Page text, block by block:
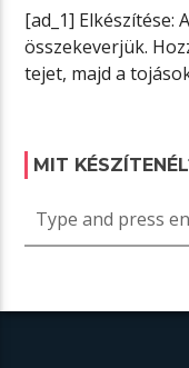
[ad_1] Elkészítése:
összekeverjük.
tejet, majd a
MIT